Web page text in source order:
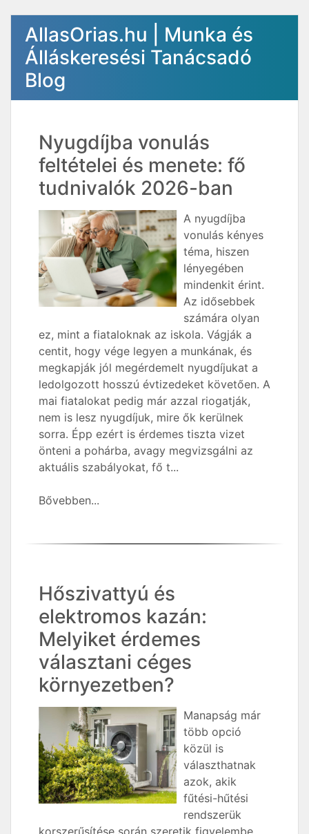
AllasOrias.hu | Munka és
Álláskeresési Tanácsadó
Blog
Nyugdíjba vonulás
feltételei és menete: fő
tudnivalók 2026-ban
A nyugdíjba
vonulás kényes
téma, hiszen
lényegében
mindenkit érint.
Az idősebbek
számára olyan
ez, mint a fiataloknak az iskola. Vágják a
centit, hogy vége legyen a munkának, és
megkapják jól megérdemelt nyugdíjukat a
ledolgozott hosszú évtizedeket követően. A
mai fiatalokat pedig már azzal riogatják,
nem is lesz nyugdíjuk, mire ők kerülnek
sorra. Épp ezért is érdemes tiszta vizet
önteni a pohárba, avagy megvizsgálni az
aktuális szabályokat, fő t...
Bővebben...
Hőszivattyú és
elektromos kazán:
Melyiket érdemes
választani céges
környezetben?
Manapság már
több opció
közül is
választhatnak
azok, akik
fűtési-hűtési
rendszerük
korszerűsítése során szeretik figyelembe